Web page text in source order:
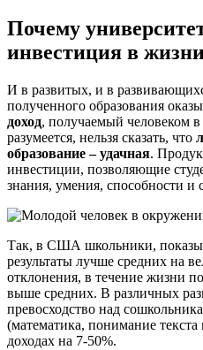
Почему
инвестиция в
И в развитых, и в
полученного образования
доход, получаемый человеком
разумеется, нельзя сказать, что
образование – удачная.
инвестиции, позволяющие
знания, умения, способности и
Так, в США школьники,
результаты лучше средних на
отклонения, в течение жизни
выше средних. В различных
превосходство над
(математика, понимание
доходах на 7-50%.